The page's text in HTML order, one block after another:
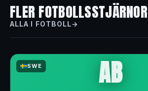
FLER FOTBOLLSSTJÄRNOR
ALLA I FOTBOLL
SWE AB